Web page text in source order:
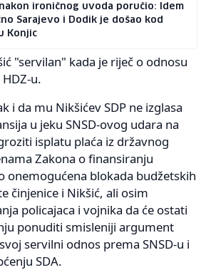
ironičnog uvoda poručio: Idem
Sarajevo i Dodik je došao kod
Konjic
"servilan" kada je riječ o odnosu
u.
i da mu Nikšićev SDP ne izglasa
u jeku SNSD-ovog udara na
isplatu plaća iz državnog
Zakona o finansiranju
onemogućena blokada budžetskih
činjenice i Nikšić, ali osim
policajaca i vojnika da će ostati
ponuditi smisleniji argument
servilni odnos prema SNSD-u i
SDA.